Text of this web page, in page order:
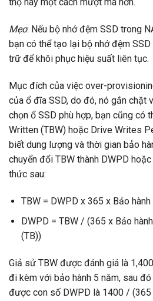
thọ này một cách mượt mà hơn.
Mẹo: Nếu bộ nhớ đệm SSD trong
bạn có thể tạo lại bộ nhớ đệm
trữ để khôi phục hiệu suất liên tục.
Mục đích của việc over-
của ổ đĩa SSD, do đó, nó gắn chặt
chọn ổ SSD phù hợp, bạn cũng có
Written (TBW) hoặc Drive Writes
biết dung lượng và thời gian bảo
chuyển đổi TBW thành DWPD
thức sau:
TBW = DWPD x 365 x Bảo
DWPD = TBW / (365 x Bảo
(TB))
Giả sử TBW được đánh giá là
đi kèm với bảo hành 5 năm, sau
được con số DWPD là 1400 / (365